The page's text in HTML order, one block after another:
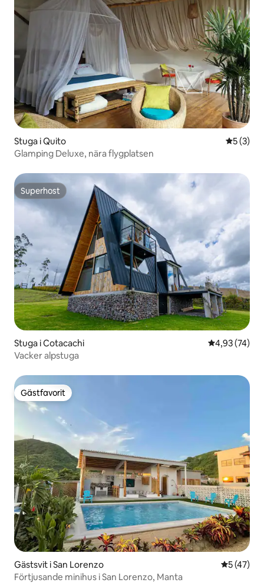
Stuga i Quito 5 av 5 i
5 (3)
Glamping Deluxe, nära flygplatsen
Superhost
Superhost
Stuga i Cotacachi 4,93 av 5 i
4,93 (74)
Vacker alpstuga
Gästfavorit
Gästfavorit
Gästsvit i San Lorenzo 5 av 5 i
5 (47)
Förtjusande minihus i San Lorenzo, Manta